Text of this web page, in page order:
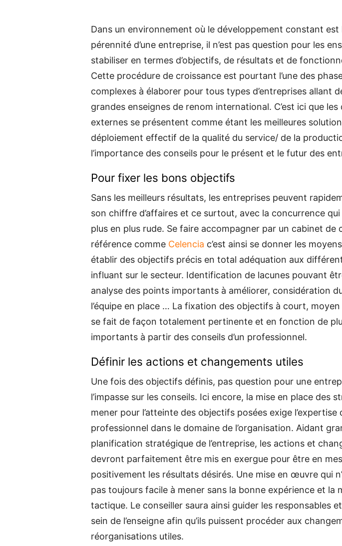
Dans un environnement où le développement constant est
pérennité d’une entreprise, il n’est pas question pour les
stabiliser en termes d’objectifs, de résultats et de
Cette procédure de croissance est pourtant l’une des
complexes à élaborer pour tous types d’entreprises allant
grandes enseignes de renom international. C’est ici que les
externes se présentent comme étant les meilleures
déploiement effectif de la qualité du service/ de la
l’importance des conseils pour le présent et le futur des
Pour fixer les bons objectifs
Sans les meilleurs résultats, les entreprises peuvent
son chiffre d’affaires et ce surtout, avec la concurrence
plus en plus rude. Se faire accompagner par un cabinet de
référence comme Celencia c’est ainsi se donner les
établir des objectifs précis en total adéquation aux
influant sur le secteur. Identification de lacunes pouvant
analyse des points importants à améliorer, considération
l’équipe en place … La fixation des objectifs à court,
se fait de façon totalement pertinente et en fonction de
importants à partir des conseils d’un professionnel.
Définir les actions et changements utiles
Une fois des objectifs définis, pas question pour une
l’impasse sur les conseils. Ici encore, la mise en place des
mener pour l’atteinte des objectifs posées exige l’expertise
professionnel dans le domaine de l’organisation. Aidant
planification stratégique de l’entreprise, les actions et
devront parfaitement être mis en exergue pour être en
positivement les résultats désirés. Une mise en œuvre qui
pas toujours facile à mener sans la bonne expérience et la
tactique. Le conseiller saura ainsi guider les responsables
sein de l’enseigne afin qu’ils puissent procéder aux
réorganisations utiles.